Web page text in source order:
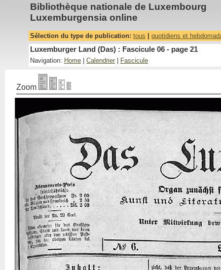
Bibliothèque nationale de Luxembourg
Luxemburgensia online
Sélection du type de publication: tous quotidiens et
Luxemburger Land (Das) : Fascicule 06 - page 21
Navigation: Home Calendrier Fascicule
Zoom